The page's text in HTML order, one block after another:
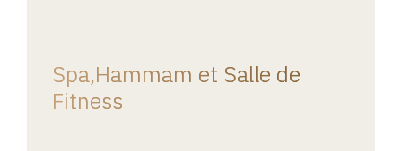
Spa,Hammam et Salle de
Fitness